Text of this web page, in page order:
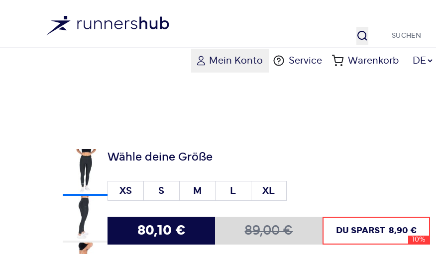
Suche
Mein Konto Service Warenkorb Sprache
DE
Wähle deine Größe
XS S M L XL
80,10 € 89,00 € DU SPARST 8,90 €
10%